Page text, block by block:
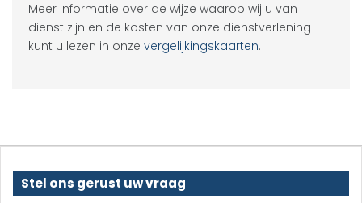
Meer informatie over de wijze waarop wij u van
dienst zijn en de kosten van onze dienstverlening
kunt u lezen in onze vergelijkingskaarten.
Stel ons gerust uw vraag